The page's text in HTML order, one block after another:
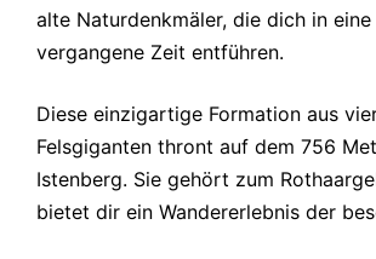
alte Naturdenkmäler, die dich in
vergangene Zeit entführen.
Diese einzigartige Formation aus
Felsgiganten thront auf dem 756
Istenberg. Sie gehört zum
bietet dir ein Wandererlebnis der